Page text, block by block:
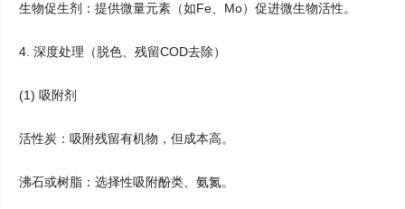
生物促生剂：提供微量元素（如Fe、Mo）促进微生物活性。
4. 深度处理（脱色、残留COD去除）
(1) 吸附剂
活性炭：吸附残留有机物，但成本高。
沸石或树脂：选择性吸附酚类、氨氮。